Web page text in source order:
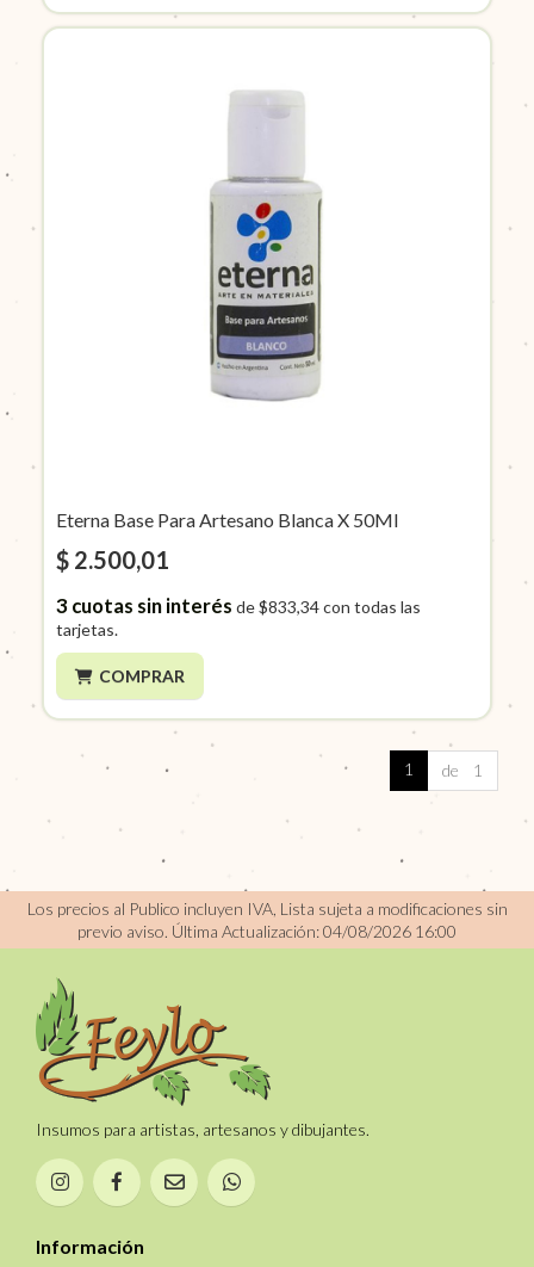
Eterna Base Para Artesano Blanca X 50Ml
$ 2.500,01
3cuotas sin interés de$833,34con todas las
tarjetas.
COMPRAR
1 de 1
Los precios al Publico incluyen IVA, Lista sujeta a modificaciones sin
previo aviso. Última Actualización: 04/08/2026 16:00
Insumos para artistas, artesanos y dibujantes.
Información